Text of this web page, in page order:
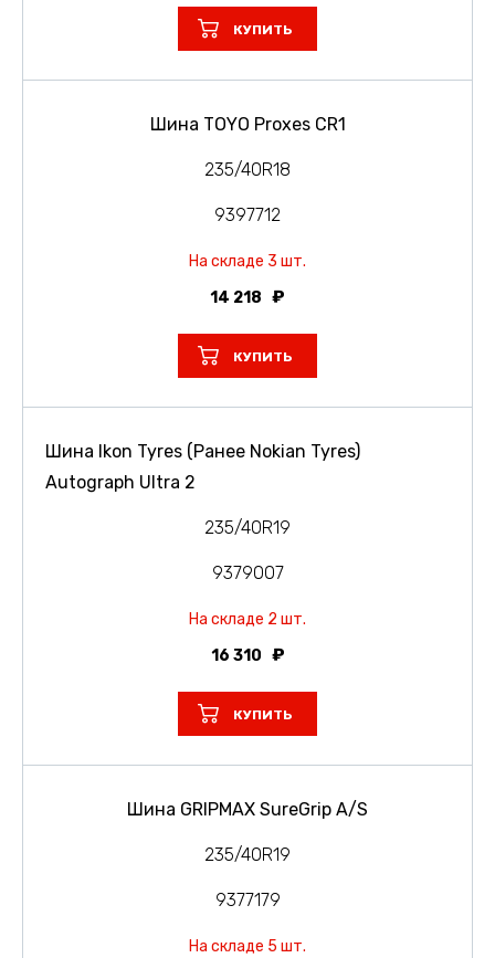
КУПИТЬ
Шина TOYO Proxes CR1
235/40R18
9397712
На складе 3 шт.
14 218
КУПИТЬ
Шина Ikon Tyres (Ранее Nokian Tyres)
Autograph Ultra 2
235/40R19
9379007
На складе 2 шт.
16 310
КУПИТЬ
Шина GRIPMAX SureGrip A/S
235/40R19
9377179
На складе 5 шт.